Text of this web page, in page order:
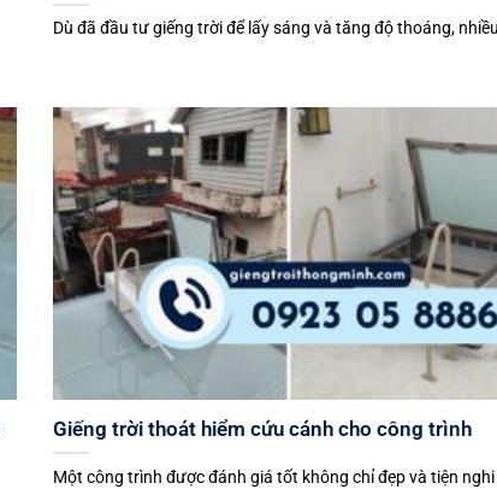
Dù đã đầu tư giếng trời để lấy sáng và tăng độ thoáng,
Giếng trời thoát hiểm cứu cánh cho công trình
Một công trình được đánh giá tốt không chỉ đẹp và tiện